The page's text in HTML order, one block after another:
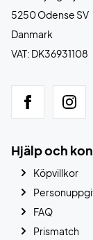
5250 Odense SV
Danmark
VAT: DK36931108
Hjälp och
Köpvillkor
FAQ
Prismatch